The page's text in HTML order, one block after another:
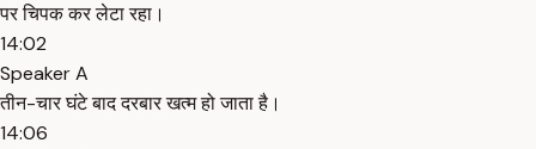
पर चिपक कर लेटा रहा।
14:02
Speaker A
तीन-चार घंटे बाद दरबार खत्म हो जाता है।
14:06